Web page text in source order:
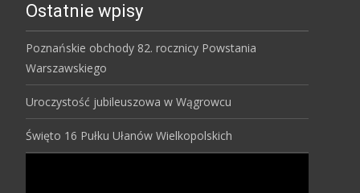
Ostatnie wpisy
Poznańskie obchody 82. rocznicy Powstania
Warszawskiego
Uroczystość jubileuszowa w Wągrowcu
Święto 16 Pułku Ułanów Wielkopolskich